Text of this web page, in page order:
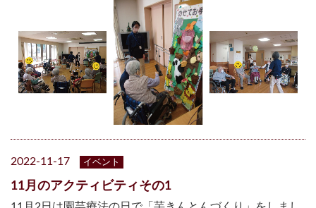
2022-11-17 イベント
11月のアクティビティその1